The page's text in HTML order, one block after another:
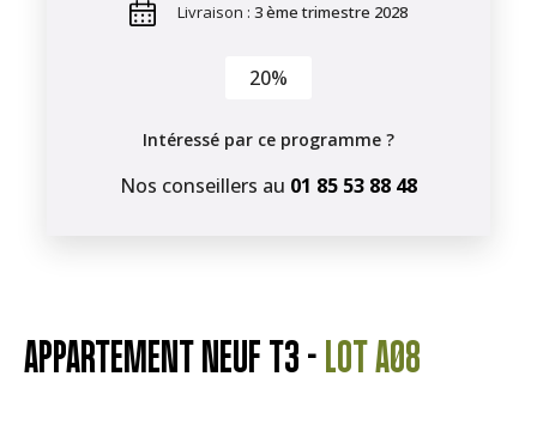
Livraison : 3 ème trimestre 2028
20%
Intéressé par ce programme ?
Nos conseillers au 01 85 53 88 48
APPARTEMENT NEUF T3 - LOT A08